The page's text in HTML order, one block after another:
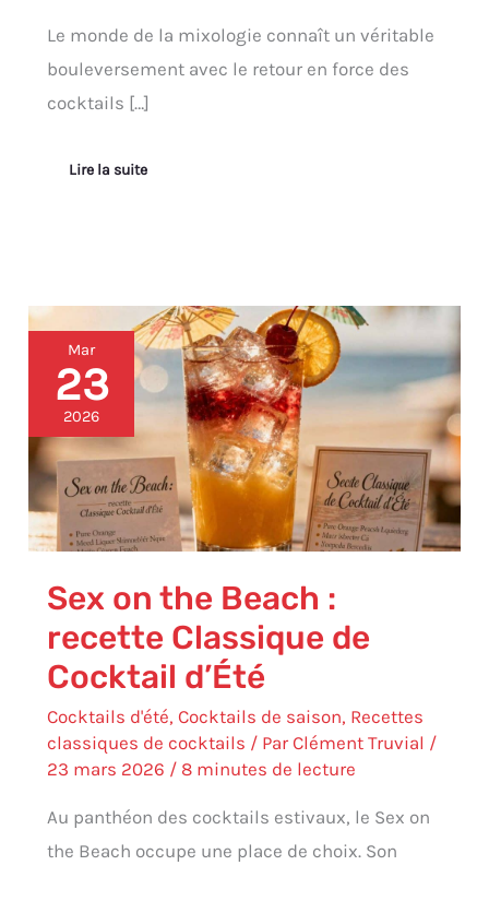
Le monde de la mixologie connaît un véritable
bouleversement avec le retour en force des
cocktails […]
Lire la suite
Mar
23
2026
Sex on the Beach :
recette Classique de
Cocktail d’Été
Cocktails d'été,Cocktails de saison, Recettes
classiques de cocktails / ParClément Truvial /
23 mars 2026 / 8 minutes de lecture
Au panthéon des cocktails estivaux, le Sex on
the Beach occupe une place de choix. Son
Sex
on
the
Beach
:
recette
Classique
de
Cocktail
d’Été